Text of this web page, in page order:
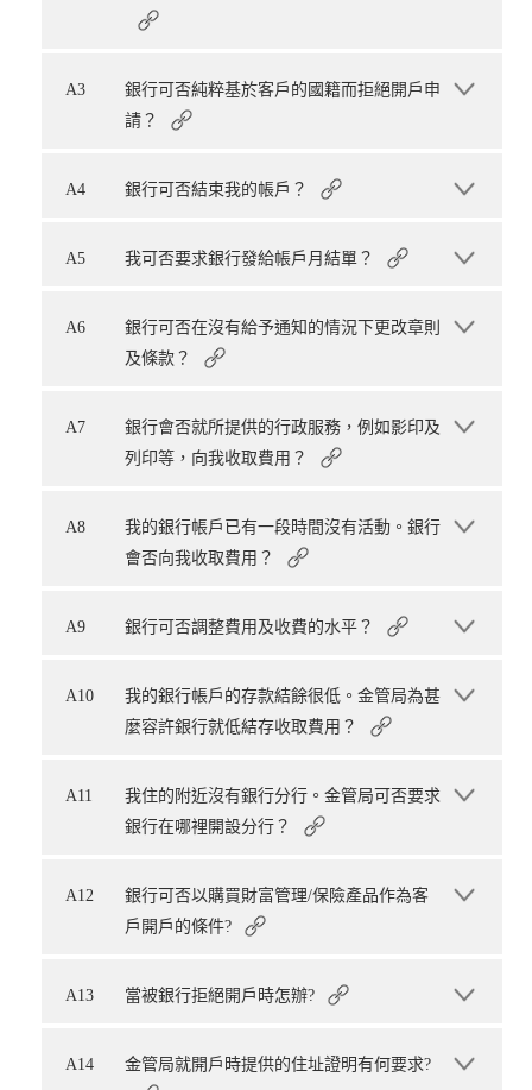
A3
銀行可否純粹基於客戶的國籍而拒絕開戶申
請？
A4 銀行可否結束我的帳戶？
A5 我可否要求銀行發給帳戶月結單？
A6
銀行可否在沒有給予通知的情況下更改章則
及條款？
A7
銀行會否就所提供的行政服務，例如影印及
列印等，向我收取費用？
A8
我的銀行帳戶已有一段時間沒有活動。銀行
會否向我收取費用？
A9 銀行可否調整費用及收費的水平？
A10
我的銀行帳戶的存款結餘很低。金管局為甚
麼容許銀行就低結存收取費用？
A11
我住的附近沒有銀行分行。金管局可否要求
銀行在哪裡開設分行？
A12
銀行可否以購買財富管理/保險產品作為客
戶開戶的條件?
A13 當被銀行拒絕開戶時怎辦?
A14 金管局就開戶時提供的住址證明有何要求?